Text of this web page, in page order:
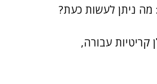
ניתן לעשות כעת?
קריטיות עבורה,